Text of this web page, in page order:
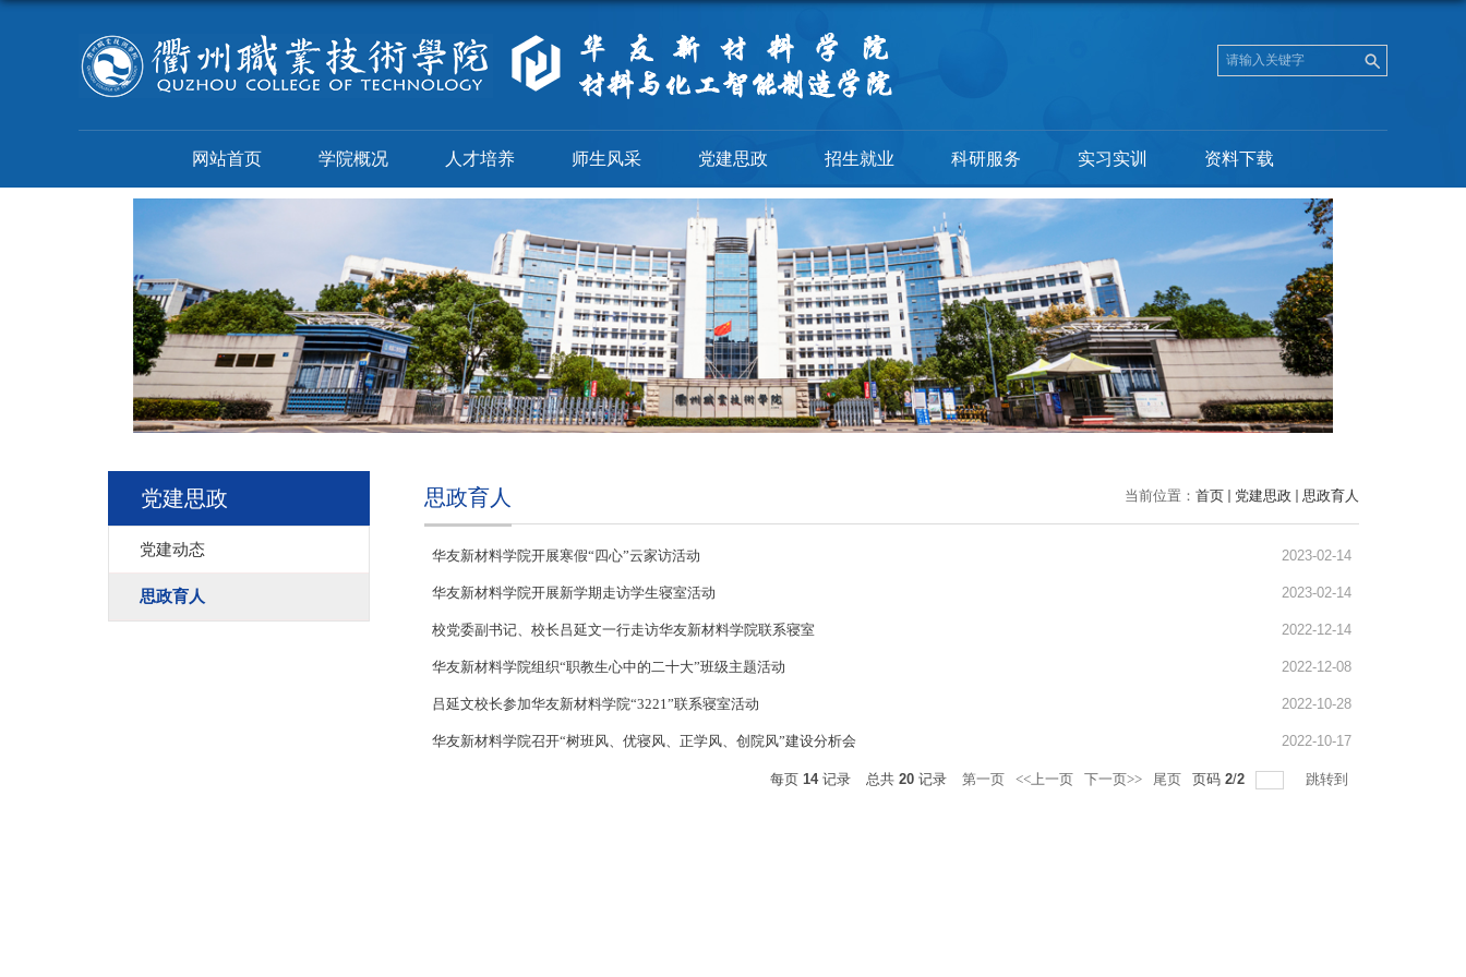
网站首页 学院概况 人才培养 师生风采 党建思政 招生就业 科研服务 实习实训 资料下载
党建思政
党建动态
思政育人
当前位置： 首页 党建思政 思政育人
思政育人
华友新材料学院开展寒假“四心”云家访活动 2023-02-14
华友新材料学院开展新学期走访学生寝室活动 2023-02-14
校党委副书记、校长吕延文一行走访华友新材料学院联系寝室 2022-12-14
华友新材料学院组织“职教生心中的二十大”班级主题活动 2022-12-08
吕延文校长参加华友新材料学院“3221”联系寝室活动 2022-10-28
华友新材料学院召开“树班风、优寝风、正学风、创院风”建设分析会 2022-10-17
每页 14记录 总共 20记录 第一页 <<上一页 下一页>> 尾页 页码 2/2 跳转到